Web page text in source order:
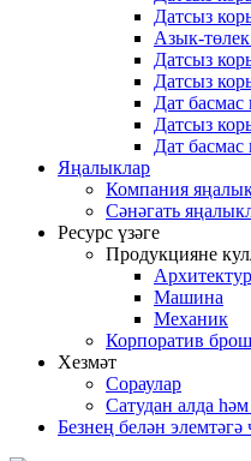
Датсыз
Азык-
Датсыз
Датсыз
Дат басмас
Датсыз
Дат
Яңалыклар
Компания
Сәнәгать
Ресурс үзәге
Продукцияне
Машина
Механик
Корпоратив
Хезмәт
Сораулар
Сатудан алда
Безнең белән элемтәгә